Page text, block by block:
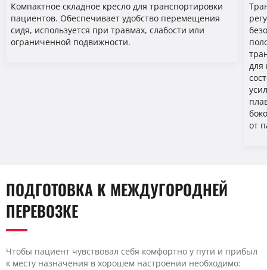
Компактное складное кресло для транспортировки
пациентов. Обеспечивает удобство перемещения
сидя, используется при травмах, слабости или
ограниченной подвижности.
для
от
ПОДГОТОВКА К МЕЖДУГОРОДНЕЙ
ПЕРЕВОЗКЕ
Чтобы пациент чувствовал себя комфортно у пути и прибыл
к месту назначения в хорошем настроении необходимо: